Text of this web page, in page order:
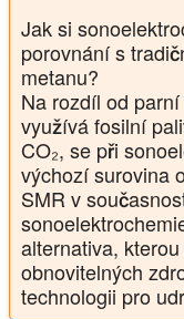
Jak si
porovnání s
metanu?
Na rozdíl od
využívá fosilní
CO₂, se při
výchozí surovina
SMR v
alternativa,
obnovitelných
technologii pro